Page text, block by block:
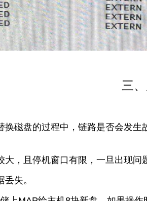
三
磁盘的过程中，链路是否会发
，且停机窗口有限，一旦出现问
失。